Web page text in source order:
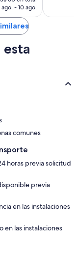
de televisión por cable
actual
de
US$ 57
ago. - 10 ago.
comunes
horas previa solicitud
previa
en las instalaciones
en las instalaciones